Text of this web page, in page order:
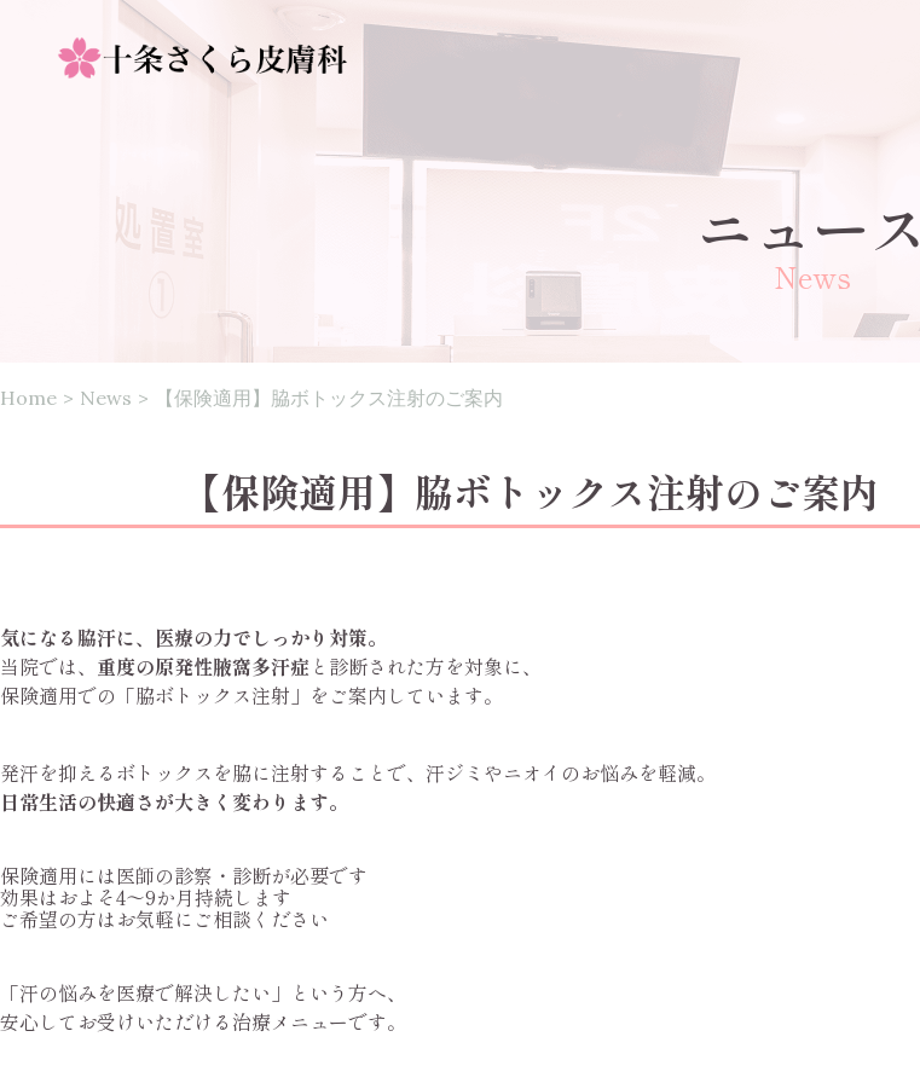
ニュース
News
Home > News > 【保険適用】脇ボトックス注射のご案内
【保険適用】脇ボトックス注射のご案内
気になる脇汗に、医療の力でしっかり対策。
当院では、 重度の原発性腋窩多汗症 と診断された方を対象に、
保険適用での「脇ボトックス注射」をご案内しています。
発汗を抑えるボトックスを脇に注射することで、汗ジミやニオイのお悩みを軽減。
日常生活の快適さが大きく変わります。
保険適用には医師の診察・診断が必要です
効果はおよそ4～9か月持続します
ご希望の方はお気軽にご相談ください
「汗の悩みを医療で解決したい」という方へ、
安心してお受けいただける治療メニューです。